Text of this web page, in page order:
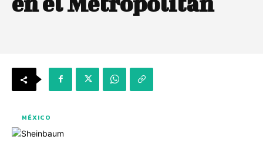
MÉXICO